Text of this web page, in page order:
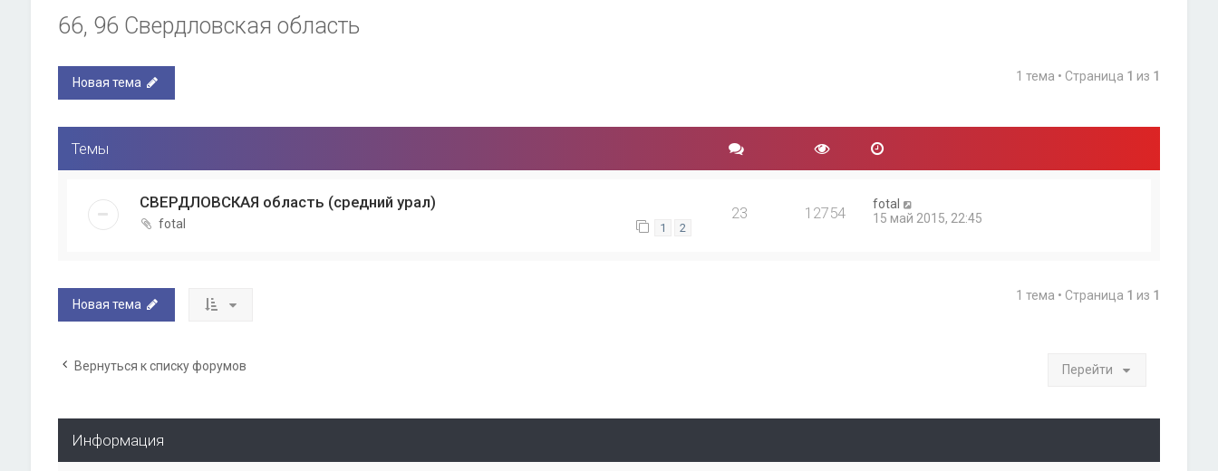
66, 96 Свердловская область
Новая тема 1 тема • Страница 1 из 1
Темы
СВЕРДЛОВСКАЯ область (средний урал)
fotal 1 2
23 12754
fotal
15 май 2015, 22:45
Новая тема
1 тема • Страница 1 из 1
Вернуться к списку форумов Перейти
Информация